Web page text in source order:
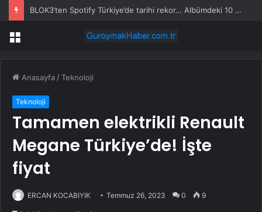
BLOK3’ten Spotify Türkiye’de tarihi rekor… Albümdeki 10 şarkının tamamı Top 50’ye girdi
Menü
Anasayfa /Teknoloji
Teknoloji
Tamamen elektrikli Renault
Megane Türkiye’de! İşte
fiyat
ERCAN KOCABIYIK Temmuz 26, 2023 0 9